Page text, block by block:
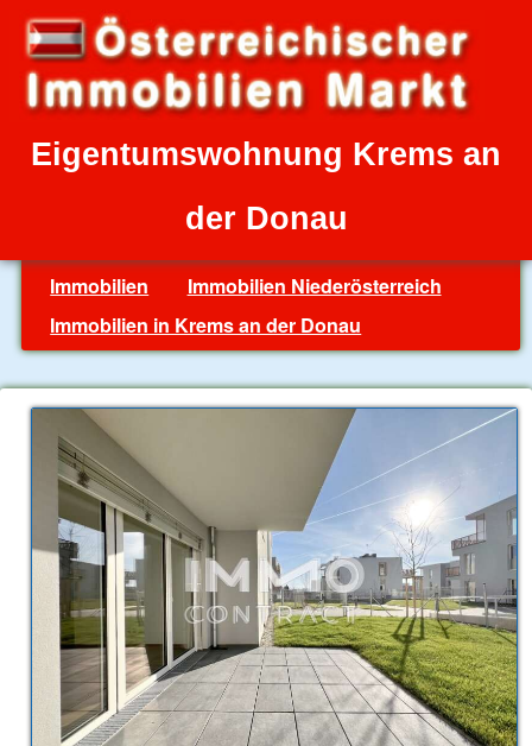
Eigentumswohnung Krems an
der Donau
Immobilien
Immobilien Niederösterreich
Immobilien in Krems an der Donau